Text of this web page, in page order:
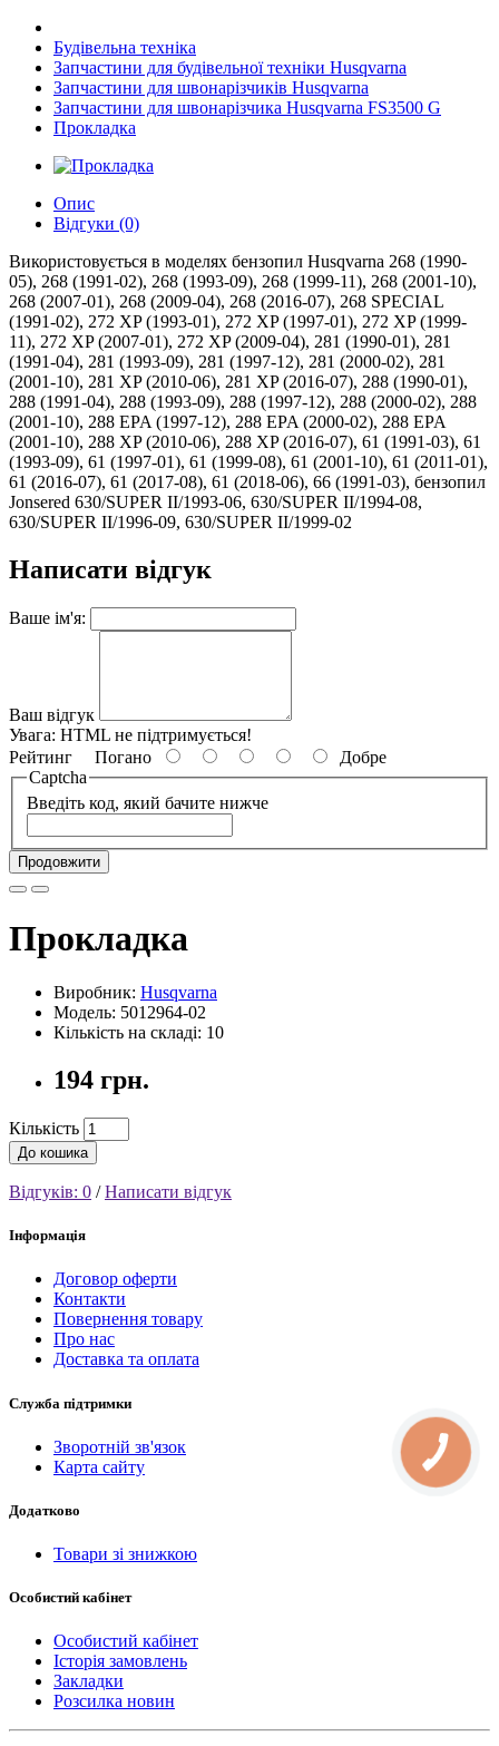
Будівельна техніка
Запчастини для будівельної техніки Husqvarna
Запчастини для швонарізчиків Husqvarna
Запчастини для швонарізчика Husqvarna FS3500 G
Прокладка
Опис
Відгуки (0)
Використовується в моделях бензопил Husqvarna 268 (1990-
05), 268 (1991-02), 268 (1993-09), 268 (1999-11), 268 (2001-10),
268 (2007-01), 268 (2009-04), 268 (2016-07), 268 SPECIAL
(1991-02), 272 XP (1993-01), 272 XP (1997-01), 272 XP (1999-
11), 272 XP (2007-01), 272 XP (2009-04), 281 (1990-01), 281
(1991-04), 281 (1993-09), 281 (1997-12), 281 (2000-02), 281
(2001-10), 281 XP (2010-06), 281 XP (2016-07), 288 (1990-01),
288 (1991-04), 288 (1993-09), 288 (1997-12), 288 (2000-02), 288
(2001-10), 288 EPA (1997-12), 288 EPA (2000-02), 288 EPA
(2001-10), 288 XP (2010-06), 288 XP (2016-07), 61 (1991-03), 61
(1993-09), 61 (1997-01), 61 (1999-08), 61 (2001-10), 61 (2011-01),
61 (2016-07), 61 (2017-08), 61 (2018-06), 66 (1991-03), бензопил
Jonsered 630/SUPER II/1993-06, 630/SUPER II/1994-08,
630/SUPER II/1996-09, 630/SUPER II/1999-02
Написати відгук
Ваше ім'я:
Ваш відгук
Увага: HTML не підтримується!
Рейтинг Погано
Добре
Captcha
Введіть код, який бачите нижче
Продовжити
Прокладка
Виробник: Husqvarna
Модель: 5012964-02
Кількість на складі: 10
194 грн.
Кількість
До кошика
Відгуків: 0 /Написати відгук
Інформація
Договор оферти
Контакти
Повернення товару
Про нас
Доставка та оплата
Служба підтримки
Зворотній зв'язок
Карта сайту
Додатково
Товари зі знижкою
Особистий кабінет
Особистий кабінет
Історія замовлень
Закладки
Розсилка новин
КНОПКА
СВЯЗИ